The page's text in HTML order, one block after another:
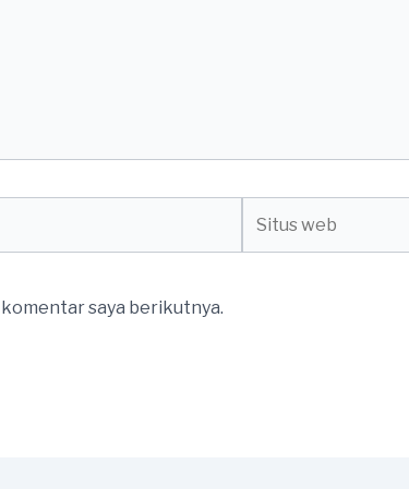
web
komentar saya berikutnya.